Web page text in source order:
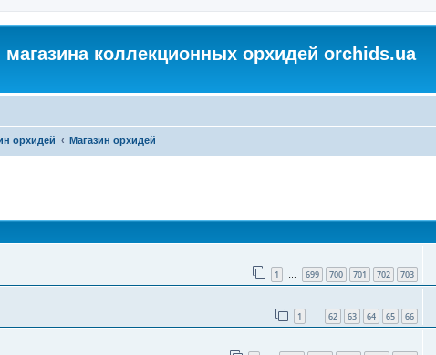
коллекционных орхидей orchids.ua
орхидей Магазин орхидей
1 … 699 700 701 702 703
1 62 63 64 65 66